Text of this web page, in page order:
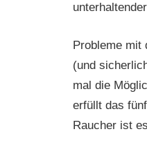
Probleme mit
(und
mal die
erfüllt das
Raucher ist